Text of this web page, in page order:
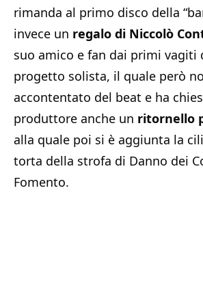
rimanda al primo disco della
invece un regalo di Niccolò
suo amico e fan dai primi vagiti
progetto solista, il quale però
accontentato del beat e ha
produttore anche un ritornello
alla quale poi si è aggiunta la
torta della strofa di Danno dei
Fomento.